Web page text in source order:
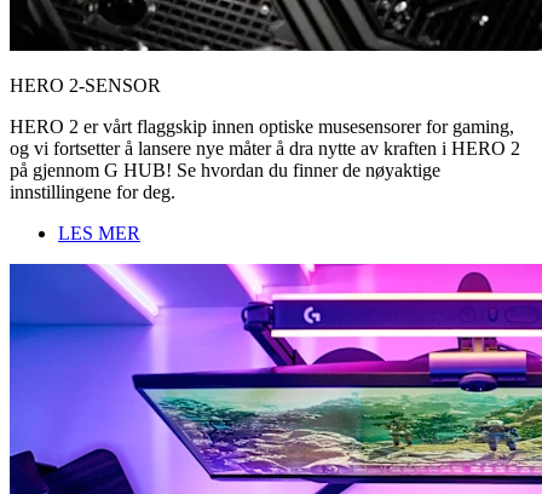
HERO 2-SENSOR
HERO 2 er vårt flaggskip innen optiske musesensorer for gaming,
og vi fortsetter å lansere nye måter å dra nytte av kraften i HERO 2
på gjennom G HUB! Se hvordan du finner de nøyaktige
innstillingene for deg.
LES MER